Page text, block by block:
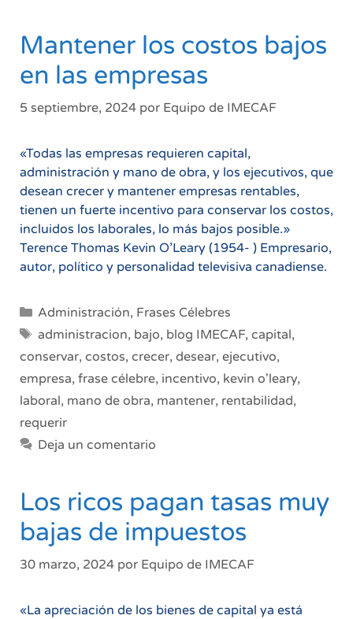
Mantener los costos bajos
en las empresas
5 septiembre, 2024 por Equipo de IMECAF
«Todas las empresas requieren capital,
administración y mano de obra, y los ejecutivos, que
desean crecer y mantener empresas rentables,
tienen un fuerte incentivo para conservar los costos,
incluidos los laborales, lo más bajos posible.»
Terence Thomas Kevin O’Leary (1954- ) Empresario,
autor, político y personalidad televisiva canadiense.
Categorías
Administración, Frases Célebres
Etiquetas
administracion, bajo, blog IMECAF, capital,
conservar, costos, crecer, desear, ejecutivo,
empresa, frase célebre, incentivo, kevin o'leary,
laboral, mano de obra, mantener, rentabilidad,
requerir
Deja un comentario
Los ricos pagan tasas muy
bajas de impuestos
30 marzo, 2024 por Equipo de IMECAF
«La apreciación de los bienes de capital ya está